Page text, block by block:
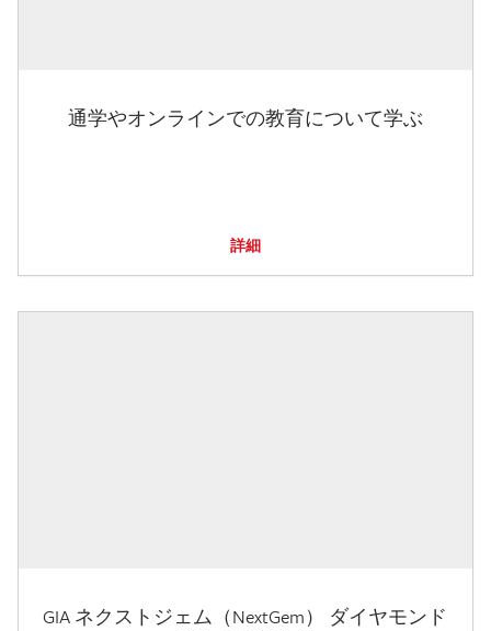
通学やオンラインでの教育について学ぶ
詳細
GIA ネクストジェム（NextGem） ダイヤモンド